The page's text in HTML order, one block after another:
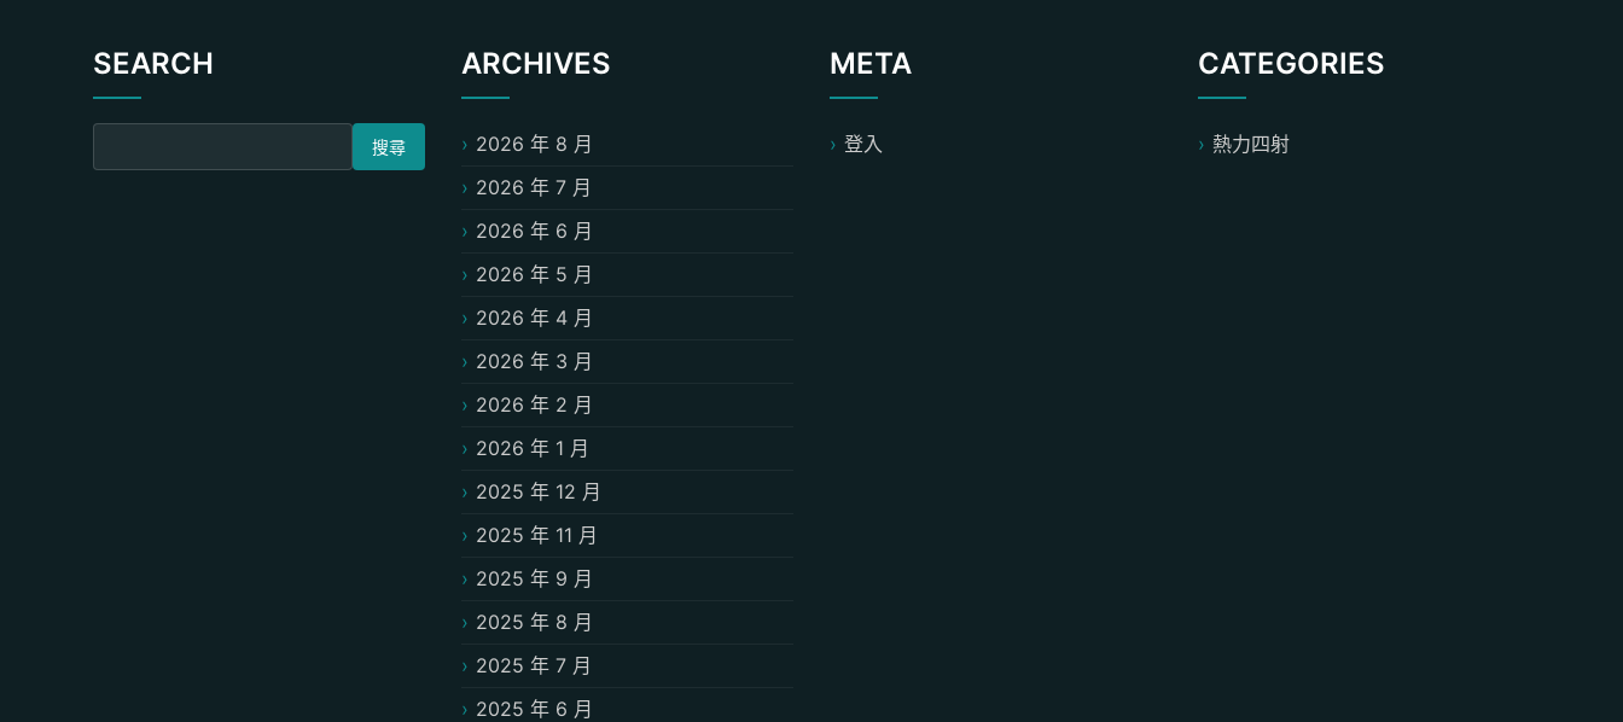
SEARCH
搜尋關鍵字:
ARCHIVES
2026 年 8 月
2026 年 7 月
2026 年 6 月
2026 年 5 月
2026 年 4 月
2026 年 3 月
2026 年 2 月
2026 年 1 月
2025 年 12 月
2025 年 11 月
2025 年 9 月
2025 年 8 月
2025 年 7 月
2025 年 6 月
META
登入
CATEGORIES
熱力四射